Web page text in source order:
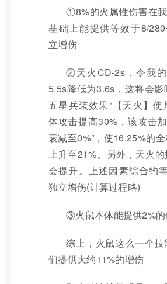
①8%的火属性伤害在
基础上能提供等效于8/
立增伤
②天火CD-2s，令我
5.5s降低为3.6s，这将会影
五星兵装效果“【天火】使
体攻击提高30%，该攻击
衰减至0%”，使16.25%的
上升至21%。另外，天火
会提升。上述因素综合约
独立增伤(计算过程略)
③火鼠本体能提供2%
综上，火鼠这么一个
们提供大约11%的增伤